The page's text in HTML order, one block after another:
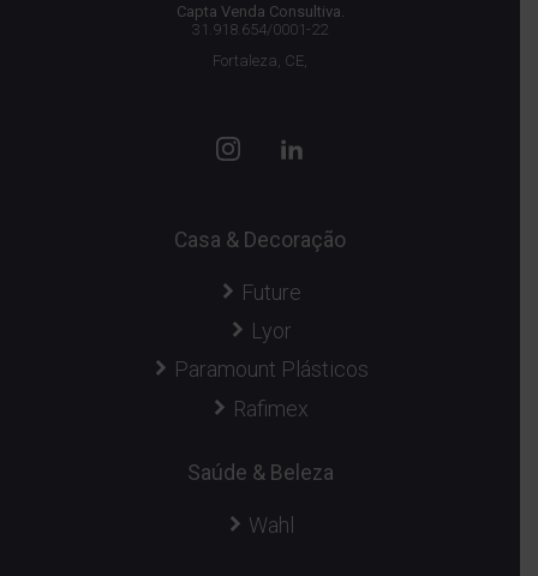
Capta Venda Consultiva.
31.918.654/0001-22
Fortaleza, CE,
Casa & Decoração
Future
Lyor
Paramount Plásticos
Rafimex
Saúde & Beleza
Wahl